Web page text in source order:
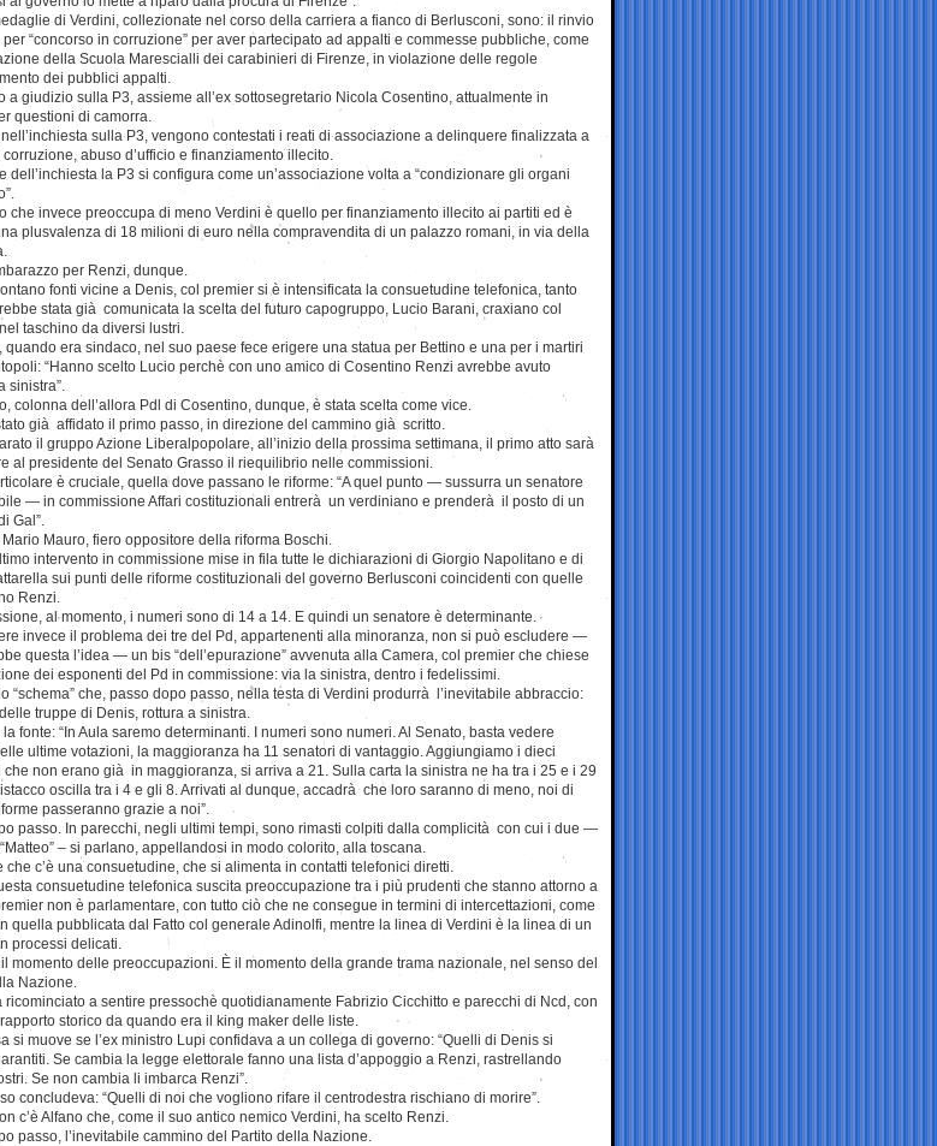
di Verdini, collezionate nel corso della carriera a fianco di Berlusconi, sono: il rinvio
“concorso in corruzione” per aver partecipato ad appalti e commesse pubbliche, come
della Scuola Marescialli dei carabinieri di Firenze, in violazione delle regole
dei pubblici appalti.
a giudizio sulla P3, assieme all’ex sottosegretario Nicola Cosentino, attualmente in
questioni di camorra.
sulla P3, vengono contestati i reati di associazione a delinquere finalizzata a
abuso d’ufficio e finanziamento illecito.
dell’inchiesta la P3 si configura come un’associazione volta a “condizionare gli organi
che invece preoccupa di meno Verdini è quello per finanziamento illecito ai partiti ed è
plusvalenza di 18 milioni di euro nella compravendita di un palazzo romani, in via della
per Renzi, dunque.
fonti vicine a Denis, col premier si è intensificata la consuetudine telefonica, tanto
stata già comunicata la scelta del futuro capogruppo, Lucio Barani, craxiano col
taschino da diversi lustri.
quando era sindaco, nel suo paese fece erigere una statua per Bettino e una per i martiri
“Hanno scelto Lucio perchè con uno amico di Cosentino Renzi avrebbe avuto
sinistra”.
colonna dell’allora Pdl di Cosentino, dunque, è stata scelta come vice.
già affidato il primo passo, in direzione del cammino già scritto.
il gruppo Azione Liberalpopolare, all’inizio della prossima settimana, il primo atto sarà
al presidente del Senato Grasso il riequilibrio nelle commissioni.
è cruciale, quella dove passano le riforme: “A quel punto — sussurra un senatore
— in commissione Affari costituzionali entrerà un verdiniano e prenderà il posto di un
Gal”.
Mauro, fiero oppositore della riforma Boschi.
intervento in commissione mise in fila tutte le dichiarazioni di Giorgio Napolitano e di
sui punti delle riforme costituzionali del governo Berlusconi coincidenti con quelle
Renzi.
al momento, i numeri sono di 14 a 14. E quindi un senatore è determinante.
invece il problema dei tre del Pd, appartenenti alla minoranza, non si può escludere —
questa l’idea — un bis “dell’epurazione” avvenuta alla Camera, col premier che chiese
dei esponenti del Pd in commissione: via la sinistra, dentro i fedelissimi.
“schema” che, passo dopo passo, nella testa di Verdini produrrà l’inevitabile abbraccio:
truppe di Denis, rottura a sinistra.
la fonte: “In Aula saremo determinanti. I numeri sono numeri. Al Senato, basta vedere
ultime votazioni, la maggioranza ha 11 senatori di vantaggio. Aggiungiamo i dieci
non erano già in maggioranza, si arriva a 21. Sulla carta la sinistra ne ha tra i 25 e i 29
oscilla tra i 4 e gli 8. Arrivati al dunque, accadrà che loro saranno di meno, noi di
passeranno grazie a noi”.
passo. In parecchi, negli ultimi tempi, sono rimasti colpiti dalla complicità con cui i due —
“Matteo” – si parlano, appellandosi in modo colorito, alla toscana.
che c’è una consuetudine, che si alimenta in contatti telefonici diretti.
consuetudine telefonica suscita preoccupazione tra i più prudenti che stanno attorno a
non è parlamentare, con tutto ciò che ne consegue in termini di intercettazioni, come
quella pubblicata dal Fatto col generale Adinolfi, mentre la linea di Verdini è la linea di un
processi delicati.
momento delle preoccupazioni. È il momento della grande trama nazionale, nel senso del
Nazione.
ricominciato a sentire pressochè quotidianamente Fabrizio Cicchitto e parecchi di Ncd, con
storico da quando era il king maker delle liste.
si muove se l’ex ministro Lupi confidava a un collega di governo: “Quelli di Denis si
Se cambia la legge elettorale fanno una lista d’appoggio a Renzi, rastrellando
Se non cambia li imbarca Renzi”.
concludeva: “Quelli di noi che vogliono rifare il centrodestra rischiano di morire”.
c’è Alfano che, come il suo antico nemico Verdini, ha scelto Renzi.
passo, l’inevitabile cammino del Partito della Nazione.